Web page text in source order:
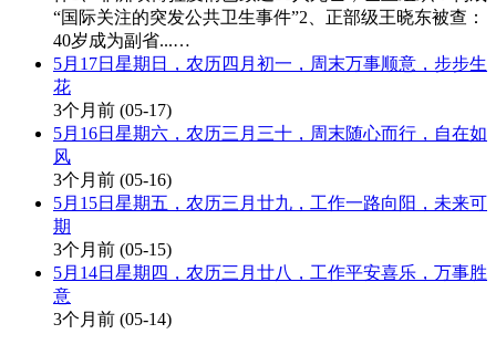
“国际关注的突发公共卫生事件”2、正部级王晓东被查：
40岁成为副省...…
5月17日星期日，农历四月初一，周末万事顺意，步步生
花
3个月前 (05-17)
5月16日星期六，农历三月三十，周末随心而行，自在如
风
3个月前 (05-16)
5月15日星期五，农历三月廿九，工作一路向阳，未来可
期
3个月前 (05-15)
5月14日星期四，农历三月廿八，工作平安喜乐，万事胜
意
3个月前 (05-14)